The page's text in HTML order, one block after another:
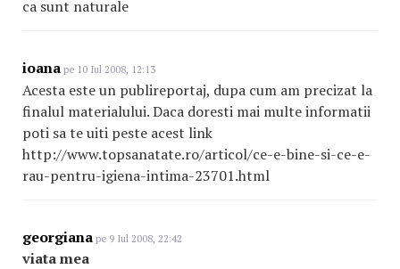
ca sunt naturale
ioana pe 10 Iul 2008, 12:13
Acesta este un publireportaj, dupa cum am precizat la
finalul materialului. Daca doresti mai multe informatii
poti sa te uiti peste acest link
http://www.topsanatate.ro/articol/ce-e-bine-si-ce-e-
rau-pentru-igiena-intima-23701.html
georgiana pe 9 Iul 2008, 22:42
viata mea